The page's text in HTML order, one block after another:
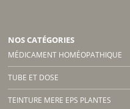
NOS CATÉGORIES
MÉDICAMENT HOMÉOPATHIQUE
TUBE ET DOSE
TEINTURE MERE EPS PLANTES